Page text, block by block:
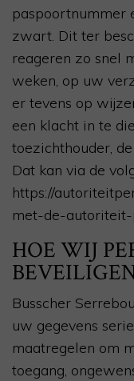
paspoortnummer
zwart. Dit ter
reageren zo snel
weken, op uw
er tevens op
een klacht in te
toezichthouder,
Dat kan via de
https://
met-de-autoriteit-
HOE WIJ
Busscher
uw gegevens
maatregelen om
toegang,